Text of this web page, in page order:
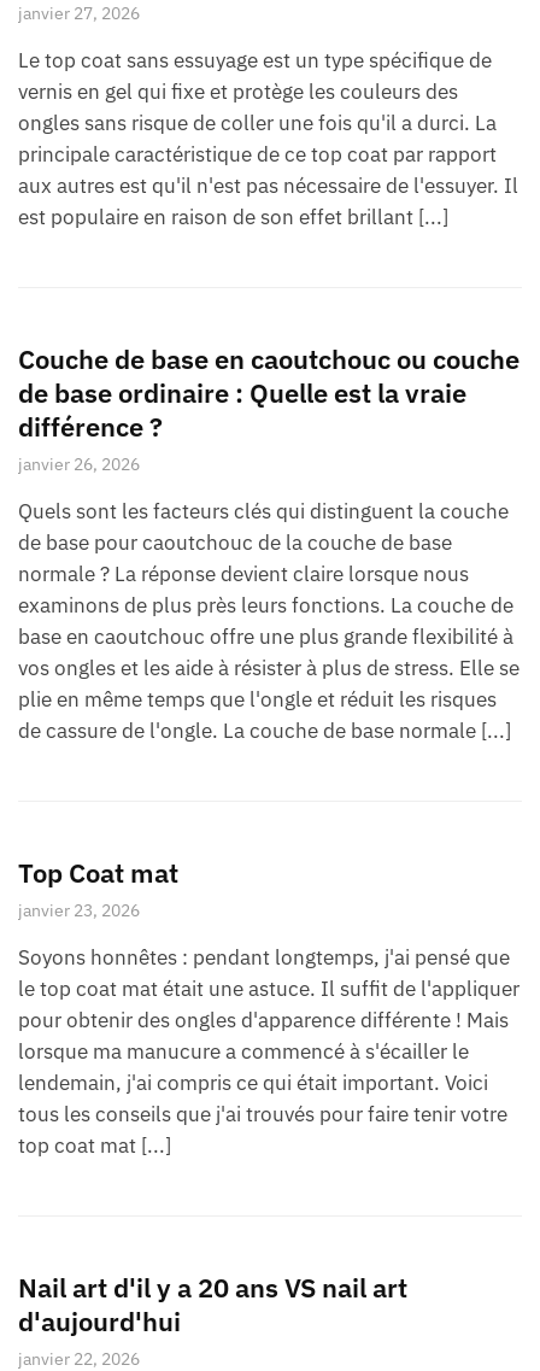
janvier 27, 2026
Le top coat sans essuyage est un type spécifique de
vernis en gel qui fixe et protège les couleurs des
ongles sans risque de coller une fois qu'il a durci. La
principale caractéristique de ce top coat par rapport
aux autres est qu'il n'est pas nécessaire de l'essuyer. Il
est populaire en raison de son effet brillant [...]
Couche de base en caoutchouc ou couche
de base ordinaire : Quelle est la vraie
différence ?
janvier 26, 2026
Quels sont les facteurs clés qui distinguent la couche
de base pour caoutchouc de la couche de base
normale ? La réponse devient claire lorsque nous
examinons de plus près leurs fonctions. La couche de
base en caoutchouc offre une plus grande flexibilité à
vos ongles et les aide à résister à plus de stress. Elle se
plie en même temps que l'ongle et réduit les risques
de cassure de l'ongle. La couche de base normale [...]
Top Coat mat
janvier 23, 2026
Soyons honnêtes : pendant longtemps, j'ai pensé que
le top coat mat était une astuce. Il suffit de l'appliquer
pour obtenir des ongles d'apparence différente ! Mais
lorsque ma manucure a commencé à s'écailler le
lendemain, j'ai compris ce qui était important. Voici
tous les conseils que j'ai trouvés pour faire tenir votre
top coat mat [...]
Nail art d'il y a 20 ans VS nail art
d'aujourd'hui
janvier 22, 2026